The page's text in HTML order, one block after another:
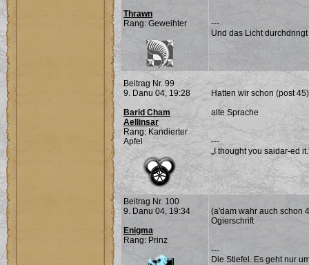
Thrawn
Rang: Geweihter
---
Und das Licht
Beitrag Nr. 99
9. Danu 04, 19:28
Barid Cham
Aellinsar
Rang: Kandierter
Apfel
Hatten wir schon (post
alte Sprache
---
„I thought you saidar-ed
Beitrag Nr. 100
9. Danu 04, 19:34
Enigma
Rang: Prinz
(a'dam wahr auch schon
Ogierschrift
---
Die Stiefel. Es geht nur